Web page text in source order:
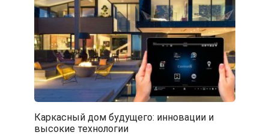
Каркасный дом будущего: инновации и
высокие технологии